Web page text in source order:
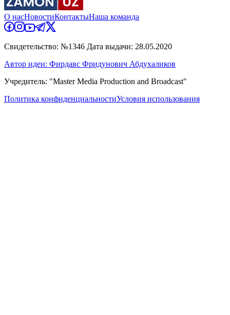
О насНовостиКонтактыНаша команда
Свидетельство: №1346 Дата выдачи: 28.05.2020
Автор идеи: Фирдавс Фридунович Абдухаликов
Учредитель: "Master Media Production and Broadcast"
Политика конфиденциальностиУсловия использования